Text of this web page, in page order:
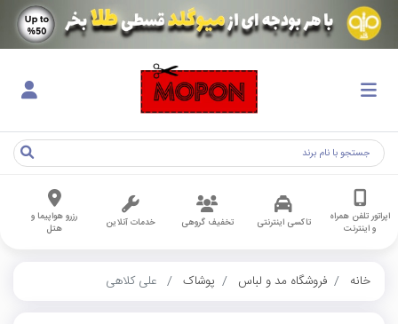
اپراتور تلفن همراه
و اینترنت
تاکسی اینترنتی تخفیف گروهی خدمات آنلاین
رزرو هواپیما و
هتل
خانه فروشگاه مد و لباس پوشاک علی کلاهی